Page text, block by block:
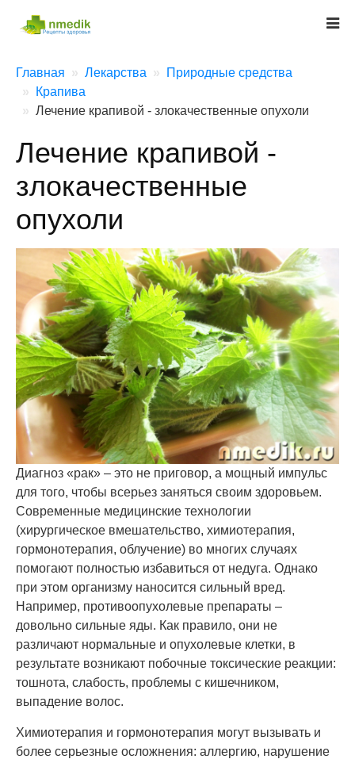
Главная Лекарства
Природные средства
Крапива
Лечение крапивой - злокачественные опухоли
Лечение крапивой -
злокачественные
опухоли
Диагноз «рак» – это не приговор, а мощный импульс
для того, чтобы всерьез заняться своим здоровьем.
Современные медицинские технологии
(хирургическое вмешательство, химиотерапия,
гормонотерапия, облучение) во многих случаях
помогают полностью избавиться от недуга. Однако
при этом организму наносится сильный вред.
Например, противоопухолевые препараты –
довольно сильные яды. Как правило, они не
различают нормальные и опухолевые клетки, в
результате возникают побочные токсические реакции:
тошнота, слабость, проблемы с кишечником,
выпадение волос.
Химиотерапия и гормонотерапия могут вызывать и
более серьезные осложнения: аллергию, нарушение